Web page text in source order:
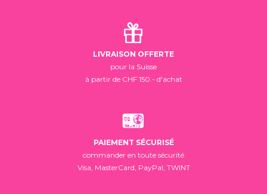
LIVRAISON OFFERTE
pour la Suisse
à partir de CHF 150.- d'achat
PAIEMENT SÉCURISÉ
commander en toute sécurité
Visa, MasterCard, PayPal, TWINT